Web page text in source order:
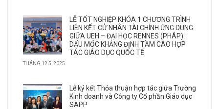
LỄ TỐT NGHIỆP KHÓA 1 CHƯƠNG TRÌNH
LIÊN KẾT CỬ NHÂN TÀI CHÍNH ỨNG DỤNG
GIỮA UEH – ĐẠI HỌC RENNES (PHÁP):
DẤU MỐC KHẲNG ĐỊNH TẦM CAO HỢP
TÁC GIÁO DỤC QUỐC TẾ
THÁNG 12 5, 2025
Lễ ký kết Thỏa thuận hợp tác giữa Trường
Kinh doanh và Công ty Cổ phần Giáo dục
SAPP